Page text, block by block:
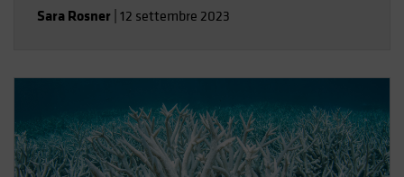
Sara Rosner 12 settembre 2023